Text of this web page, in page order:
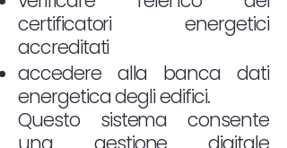
certificatori energetici
accreditati
accedere alla banca dati
energetica degli edifici.
Questo sistema consente